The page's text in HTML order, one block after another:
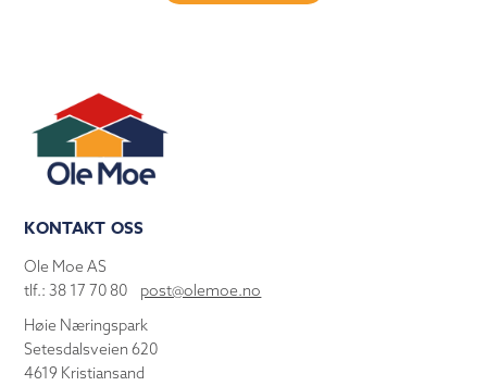
KONTAKT OSS
Ole Moe AS
tlf.: 38 17 70 80 post@olemoe.no
Høie Næringspark
Setesdalsveien 620
4619 Kristiansand